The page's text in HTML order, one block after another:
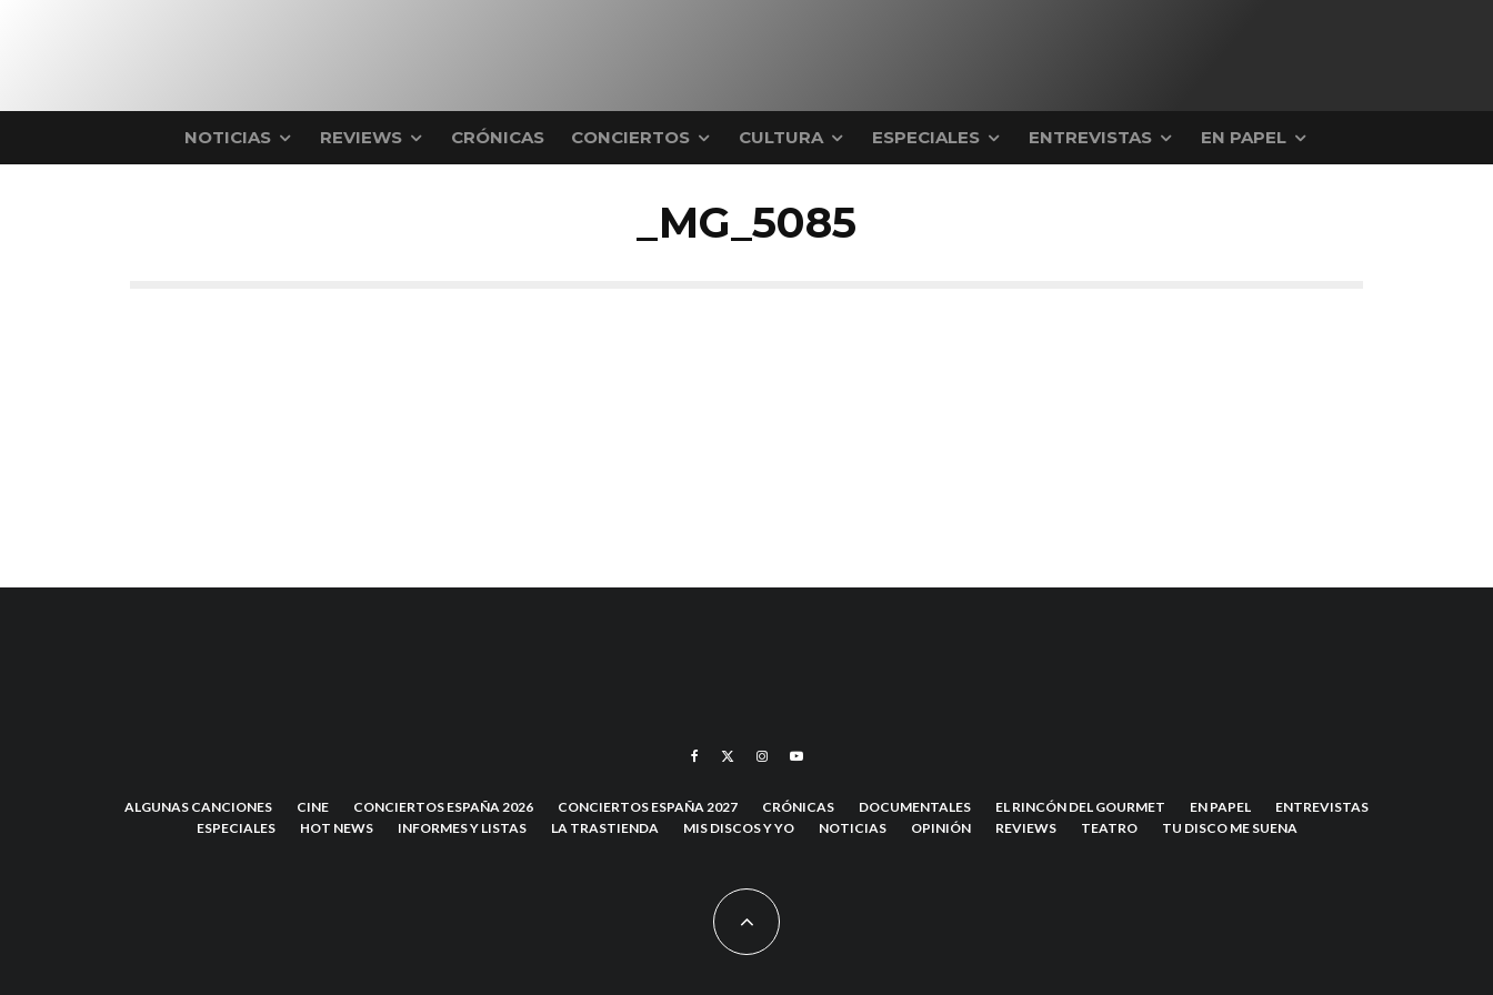
NOTICIAS REVIEWS CRÓNICAS CONCIERTOS CULTURA ESPECIALES ENTREVISTAS EN PAPEL
_MG_5085
ALGUNAS CANCIONES CINE CONCIERTOS ESPAÑA 2026 CONCIERTOS ESPAÑA 2027 CRÓNICAS DOCUMENTALES EL RINCÓN DEL GOURMET EN PAPEL
ENTREVISTAS
ESPECIALES
HOT NEWS INFORMES Y LISTAS LA TRASTIENDA MIS DISCOS Y YO NOTICIAS OPINIÓN REVIEWS TEATRO TU DISCO ME SUENA